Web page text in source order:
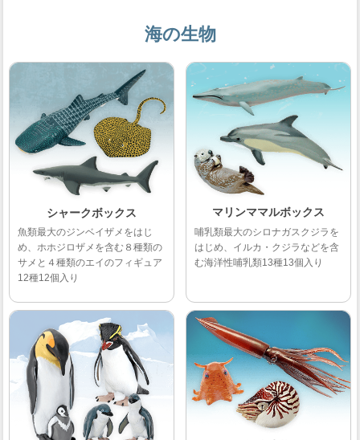
海の生物
シャークボックス
魚類最大のジンベイザメをはじ
め、ホホジロザメを含む８種類の
サメと４種類のエイのフィギュア
12種12個入り
マリンママルボックス
哺乳類最大のシロナガスクジラを
はじめ、イルカ・クジラなどを含
む海洋性哺乳類13種13個入り